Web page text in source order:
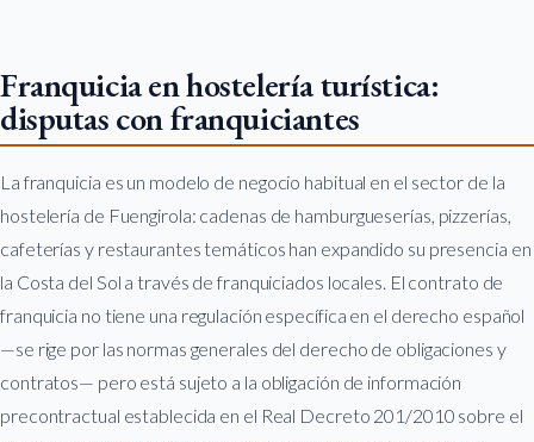
Franquicia en hostelería turística:
disputas con franquiciantes
La franquicia es un modelo de negocio habitual en el sector de la
hostelería de Fuengirola: cadenas de hamburgueserías, pizzerías,
cafeterías y restaurantes temáticos han expandido su presencia en
la Costa del Sol a través de franquiciados locales. El contrato de
franquicia no tiene una regulación específica en el derecho español
—se rige por las normas generales del derecho de obligaciones y
contratos— pero está sujeto a la obligación de información
precontractual establecida en el Real Decreto 201/2010 sobre el